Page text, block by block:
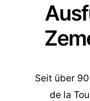
Seit über
de la